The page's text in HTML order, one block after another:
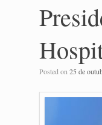
Posted on25 de